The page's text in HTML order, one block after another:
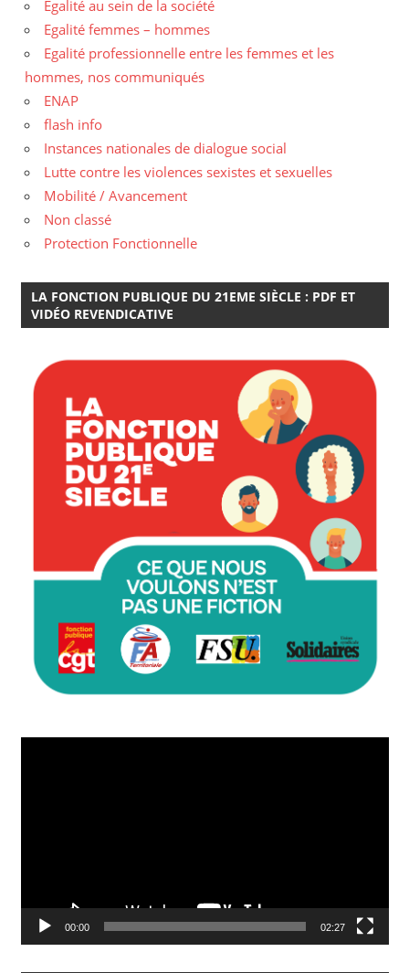
Egalité au sein de la société
Egalité femmes – hommes
Egalité professionnelle entre les femmes et les
hommes, nos communiqués
ENAP
flash info
Instances nationales de dialogue social
Lutte contre les violences sexistes et sexuelles
Mobilité / Avancement
Non classé
Protection Fonctionnelle
LA FONCTION PUBLIQUE DU 21EME SIÈCLE : PDF ET
VIDÉO REVENDICATIVE
00:00 02:27